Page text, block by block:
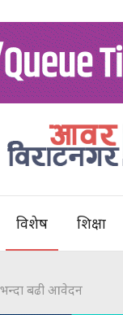
विशेष शिक्षा
भन्दा बढी आवेदन